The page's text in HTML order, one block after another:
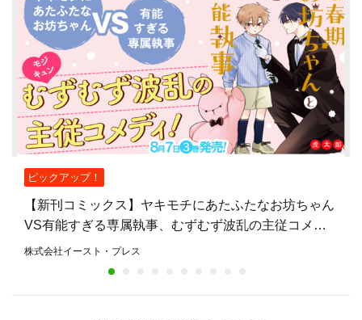
ピックアップ！
【新刊コミックス】ヤキモチにあたふたなお坊ちゃん
VS有能すぎる専属執事、むずむず波乱の主従コメデ
ィ『思春期お坊ちゃんと万能執事』第3巻、8月7日発
株式会社イースト・プレス